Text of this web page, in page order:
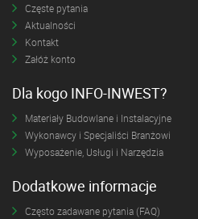
Częste pytania
Aktualności
Kontakt
Załóż konto
Dla kogo INFO-INWEST?
Materiały Budowlane i Instalacyjne
Wykonawcy i Specjaliści Branżowi
Wyposażenie, Usługi i Narzędzia
Dodatkowe informacje
Często zadawane pytania (FAQ)